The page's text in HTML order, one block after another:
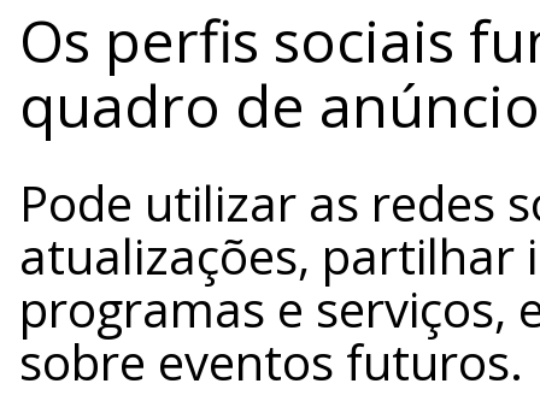
Os perfis sociais
quadro de
Pode utilizar as redes
atualizações, partilhar
programas e serviços,
sobre eventos futuros.